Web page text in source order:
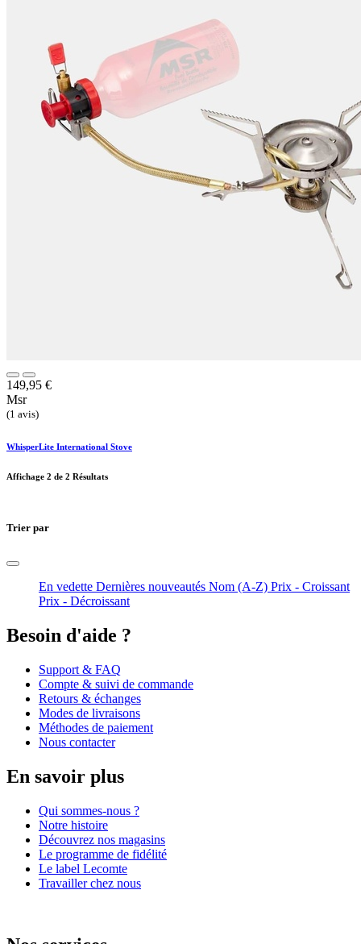
149,95 €
Msr
(1 avis)
WhisperLite International Stove
Affichage 2 de 2 Résultats
Trier par
En vedette Dernières nouveautés Nom (A-Z) Prix - Croissant
Prix - Décroissant
Besoin d'aide ?
Support & FAQ
Compte & suivi de commande
Retours & échanges
Modes de livraisons
Méthodes de paiement
Nous contacter
En savoir plus
Qui sommes-nous ?
Notre histoire
Découvrez nos magasins
Le programme de fidélité
Le label Lecomte
Travailler chez nous